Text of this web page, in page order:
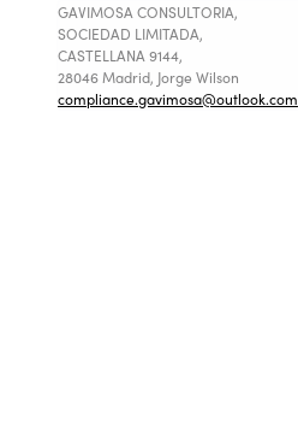
GAVIMOSA CONSULTORIA,
SOCIEDAD LIMITADA,
CASTELLANA 9144,
28046 Madrid, Jorge Wilson
compliance.gavimosa@outlook.com